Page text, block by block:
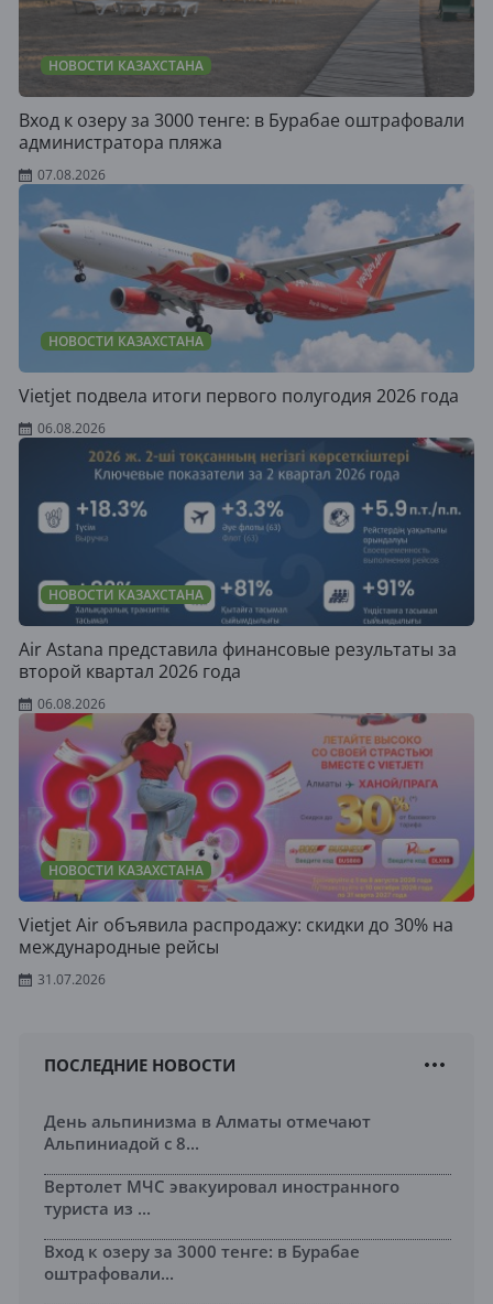
НОВОСТИ КАЗАХСТАНА
Вход к озеру за 3000 тенге: в Бурабае оштрафовали
администратора пляжа
07.08.2026
НОВОСТИ КАЗАХСТАНА
Vietjet подвела итоги первого полугодия 2026 года
06.08.2026
НОВОСТИ КАЗАХСТАНА
Air Astana представила финансовые результаты за
второй квартал 2026 года
06.08.2026
НОВОСТИ КАЗАХСТАНА
Vietjet Air объявила распродажу: скидки до 30% на
международные рейсы
31.07.2026
ПОСЛЕДНИЕ НОВОСТИ
День альпинизма в Алматы отмечают
Альпиниадой с 8...
Вертолет МЧС эвакуировал иностранного
туриста из ...
Вход к озеру за 3000 тенге: в Бурабае
оштрафовали...